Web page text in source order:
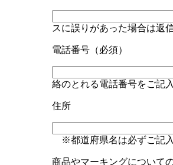
スに誤りがあった場合は返
電話番号（必須）
絡のとれる電話番号をご記
住所
※都道府県名は必ずご記入
商品やマーキングについて